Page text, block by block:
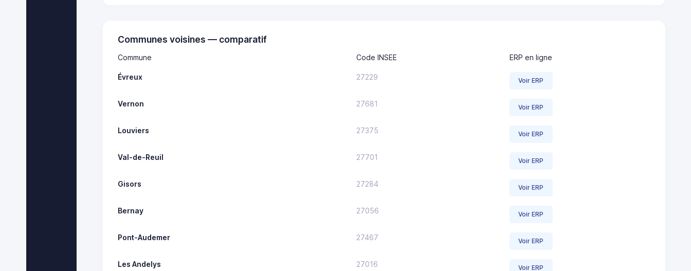
Communes voisines — comparatif
Commune Code INSEE ERP en ligne
Évreux 27229 Voir ERP
Vernon 27681 Voir ERP
Louviers 27375 Voir ERP
Val-de-Reuil 27701 Voir ERP
Gisors 27284 Voir ERP
Bernay 27056 Voir ERP
Pont-Audemer 27467 Voir ERP
Les Andelys 27016 Voir ERP